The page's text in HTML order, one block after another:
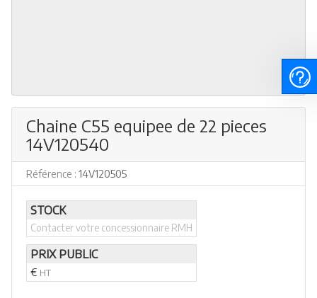
Chaine C55 equipee de 22 pieces
14V120540
Référence : 14V120505
STOCK
Contacter votre concessionnaire RMH
PRIX PUBLIC
€ HT